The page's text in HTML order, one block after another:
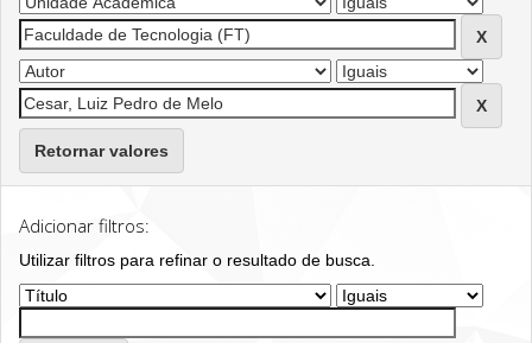
Retornar valores
Adicionar filtros:
Utilizar filtros para refinar o resultado de busca.